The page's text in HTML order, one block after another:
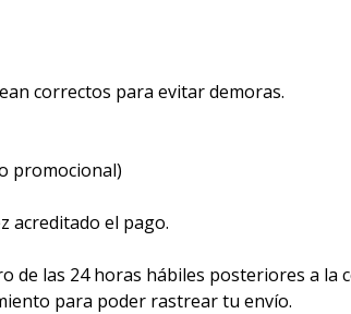
correctos para evitar demoras.
promocional)
acreditado el pago.
de las 24 horas hábiles posteriores a la
para poder rastrear tu envío.